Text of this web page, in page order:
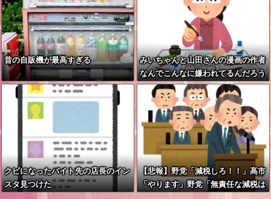
昔の自販機が最高すぎる
みいちゃんと山田さんの漫画の作者
なんでこんなに嫌われてるんだろう
な
クビになったバイト先の店長のイン
スタ見つけた
【悲報】野党「減税しろ！！」高市
「やります」野党「無責任な減税は